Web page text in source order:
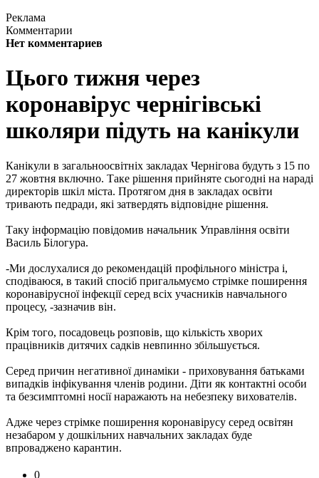
Реклама
Комментарии
Нет комментариев
Цього тижня через
коронавірус чернігівські
школяри підуть на канікули
Канікули в загальноосвітніх закладах Чернігова будуть з 15 по
27 жовтня включно. Таке рішення прийняте сьогодні на нараді
директорів шкіл міста. Протягом дня в закладах освіти
тривають педради, які затвердять відповідне рішення.
Таку інформацію повідомив начальник Управління освіти
Василь Білогура.
-Ми дослухалися до рекомендацій профільного міністра і,
сподіваюся, в такий спосіб пригальмуємо стрімке поширення
коронавірусної інфекції серед всіх учасників навчального
процесу, -зазначив він.
Крім того, посадовець розповів, що кількість хворих
працівників дитячих садків невпинно збільшується.
Серед причин негативної динаміки - приховування батьками
випадків інфікування членів родини. Діти як контактні особи
та безсимптомні носії наражають на небезпеку вихователів.
Адже через стрімке поширення коронавірусу серед освітян
незабаром у дошкільних навчальних закладах буде
впроваджено карантин.
0